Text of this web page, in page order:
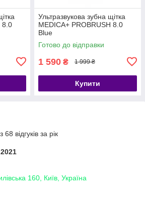
8.0
Ультразвукова зубна щітка
MEDICA+ PROBRUSH 8.0
Blue
Готово до відправки
1 590 ₴ 1 999 ₴
Купити
відгуків за рік
160, Київ, Україна